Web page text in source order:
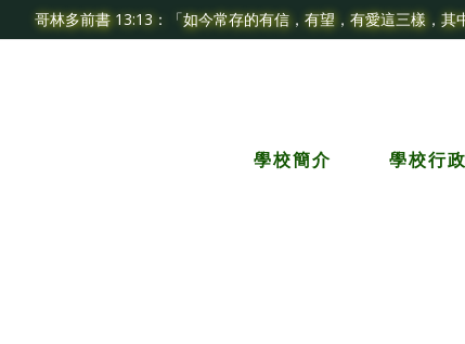
哥林多前書 13:13：「如今常存的有信，有望，有愛這三樣，其
學校簡介 學校行政